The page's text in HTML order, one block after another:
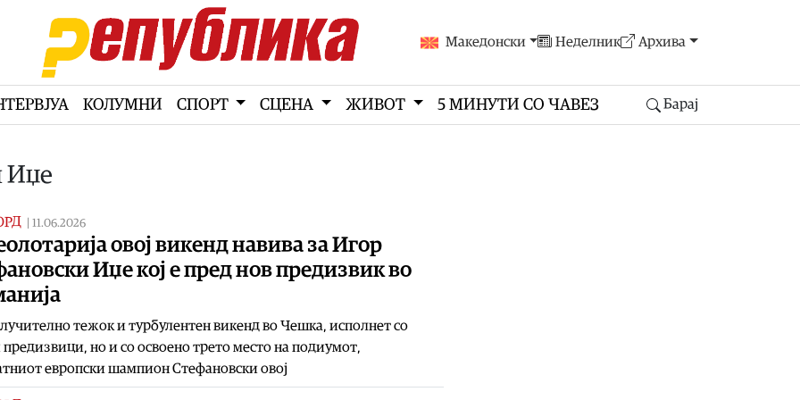
Македонски Неделник Архива
КОЛУМНИ СПОРТ СЦЕНА ЖИВОТ 5 МИНУТИ СО ЧАВЕЗ Барај
Иџе
| 11.06.2026
овој викенд навива за Игор
Иџе кој е пред нов предизвик во
тежок и турбулентен викенд во Чешка, исполнет со
предизвици, но и со освоено трето место на подиумот,
европски шампион Стефановски овој